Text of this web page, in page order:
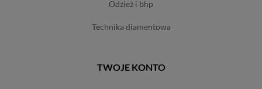
odzież i bhp
technika diamentowa
TWOJE KONTO